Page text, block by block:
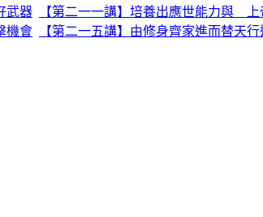
武器 【第二一一講】培養出應世能力與 上
機會 【第二一五講】由修身齊家進而替天行